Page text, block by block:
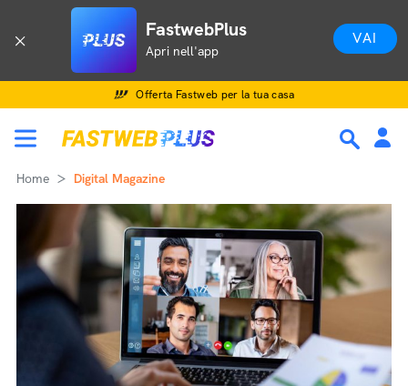
FastwebPlus
Apri nell'app
VAI
Offerta Fastweb per la tua casa
Home Digital Magazine